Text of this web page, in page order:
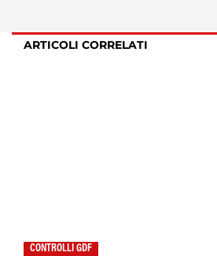
ARTICOLI CORRELATI
CONTROLLI GDF